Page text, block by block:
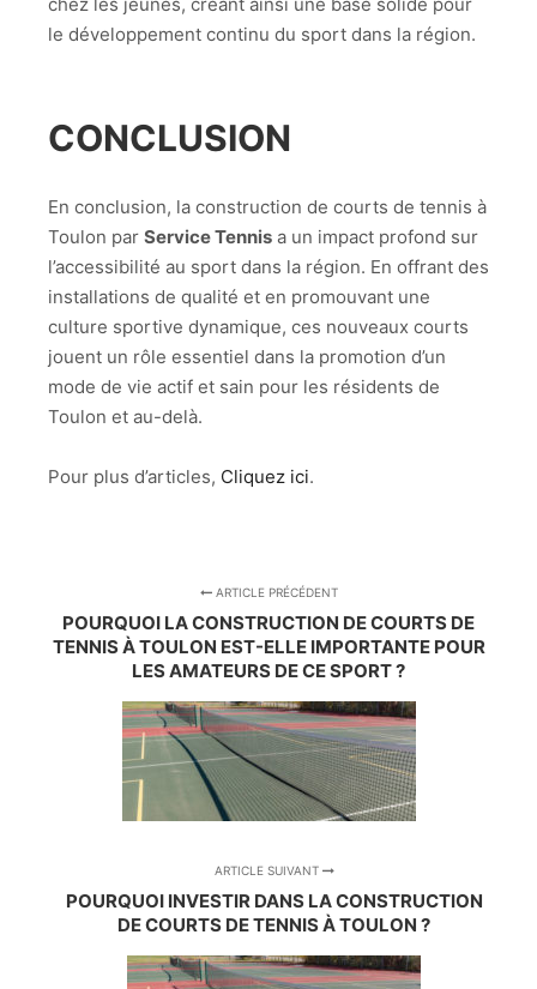
le développement continu du sport dans la région.
CONCLUSION
En conclusion, la construction de courts de tennis à
Toulon par Service Tennis a un impact profond sur
l’accessibilité au sport dans la région. En offrant des
installations de qualité et en promouvant une
culture sportive dynamique, ces nouveaux courts
jouent un rôle essentiel dans la promotion d’un
mode de vie actif et sain pour les résidents de
Toulon et au-delà.
Pour plus d’articles, Cliquez ici.
ARTICLE PRÉCÉDENT
POURQUOI LA CONSTRUCTION DE COURTS DE
TENNIS À TOULON EST-ELLE IMPORTANTE POUR
LES AMATEURS DE CE SPORT ?
ARTICLE SUIVANT
POURQUOI INVESTIR DANS LA CONSTRUCTION
DE COURTS DE TENNIS À TOULON ?